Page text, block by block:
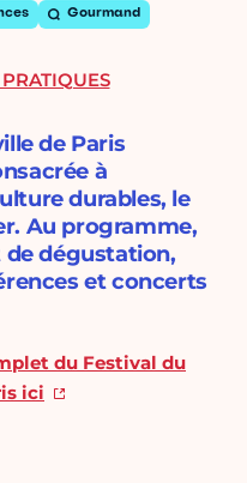
Gourmand
de Paris
à
durables, le
Au programme,
dégustation,
et concerts
du Festival du
ici